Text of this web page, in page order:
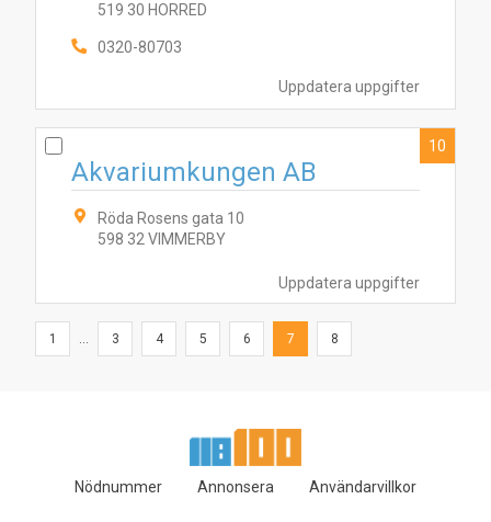
Uppdatera uppgifter
519 30 HORRED
0320-80703
Uppdatera uppgifter
Akvariumkungen AB
Röda Rosens gata 10
598 32 VIMMERBY
10
1 ... 3 4 5 6 7 8
Nödnummer Annonsera Användarvillkor